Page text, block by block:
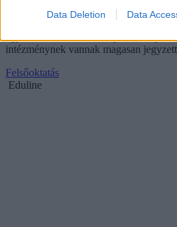
Data Deletion Data
utazniuk azoknak, akik nemzetközileg
egyetemnek, illetve budapesti
intézménynek vannak magasan
Felsőoktatás
Eduline